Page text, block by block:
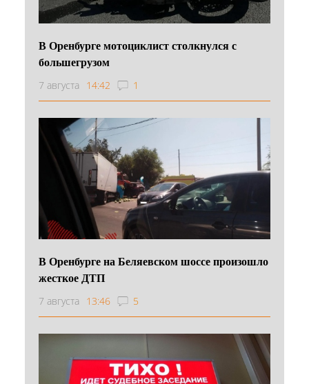
В Оренбурге мотоциклист столкнулся с
большегрузом
7 августа 14:42 1
В Оренбурге на Беляевском шоссе произошло
жесткое ДТП
7 августа 13:46 5